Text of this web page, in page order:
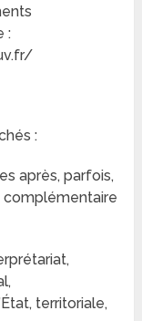
:
:
après, parfois,
complémentaire
territoriale,